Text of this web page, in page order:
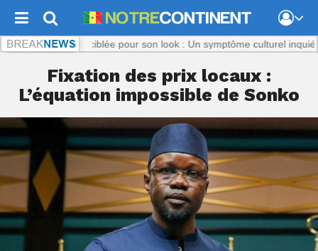
: Titi, ciblée pour son look : Un symptôme culturel inquiétant
Fixation des prix locaux :
L’équation impossible de Sonko